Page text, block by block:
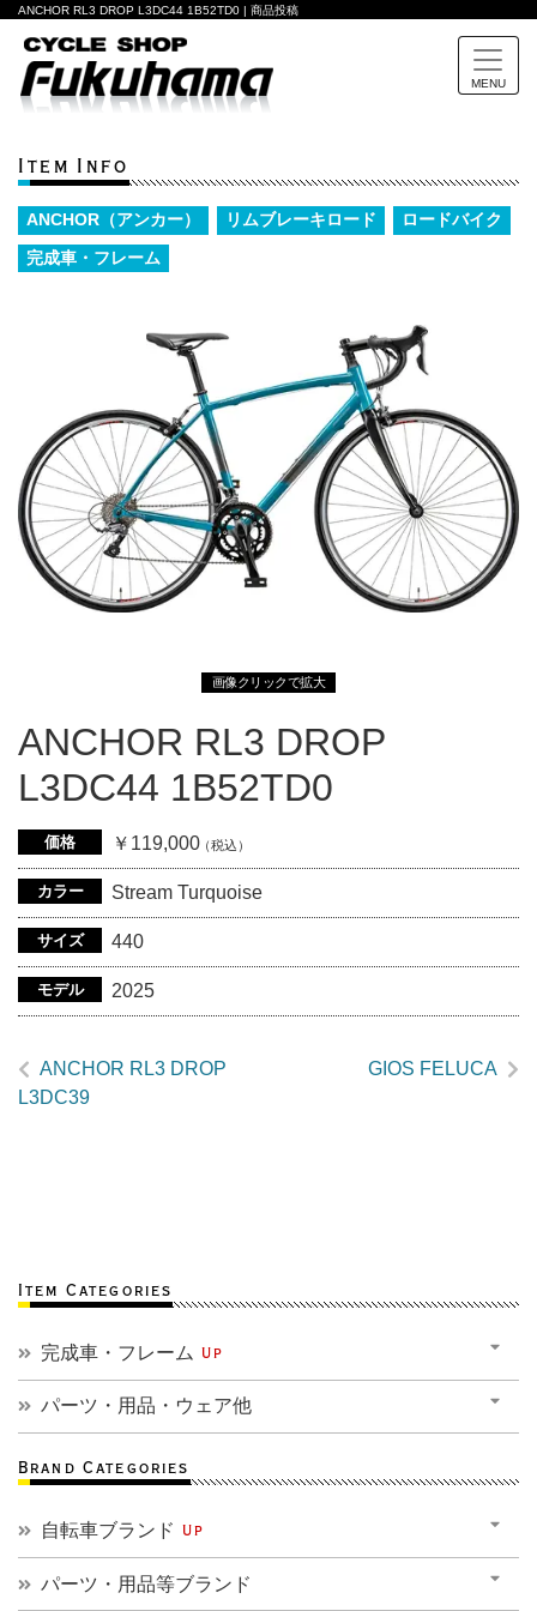
ANCHOR RL3 DROP L3DC44 1B52TD0 | 商品投稿
MENU
Item Info
ANCHOR（アンカー） リムブレーキロード ロードバイク
完成車・フレーム
画像クリックで拡大
ANCHOR RL3 DROP
L3DC44 1B52TD0
価格 ￥119,000（税込）
カラー Stream Turquoise
サイズ 440
モデル 2025
ANCHOR RL3 DROP
L3DC39
GIOS FELUCA
Item Categories
完成車・フレーム Up
パーツ・用品・ウェア他
Brand Categories
自転車ブランド Up
パーツ・用品等ブランド